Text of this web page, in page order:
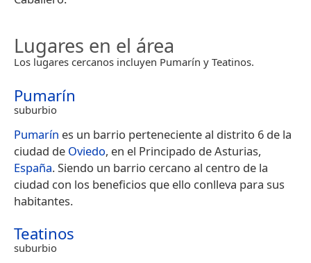
Lugares en el área
Los lugares cercanos incluyen Pumarín y Teatinos.
Pumarín
suburbio
Pumarín es un barrio perteneciente al distrito 6 de la
ciudad de Oviedo, en el Principado de Asturias,
España.​ Siendo un barrio cercano al centro de la
ciudad con los beneficios que ello conlleva para sus
habitantes.
Teatinos
suburbio